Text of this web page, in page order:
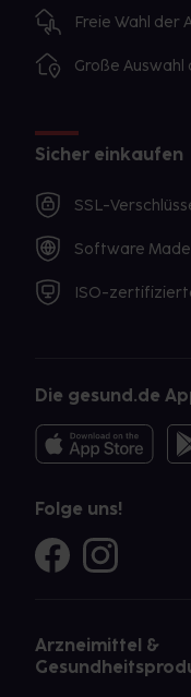
Freie Wahl der
Große
Sicher einkaufen
SSL-
Software
ISO-
Die gesund.de
Folge uns!
Arzneimittel &